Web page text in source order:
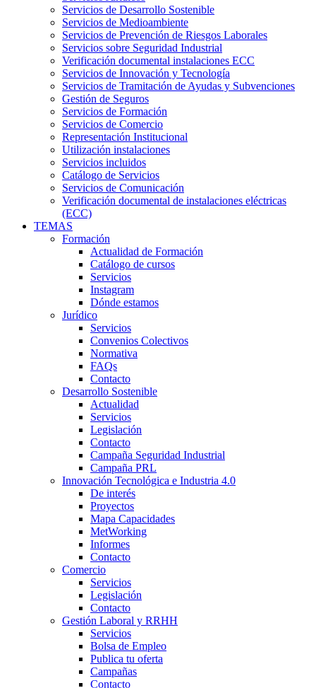
Servicios de Desarrollo Sostenible
Servicios de Medioambiente
Servicios de Prevención de Riesgos Laborales
Servicios sobre Seguridad Industrial
Verificación documental instalaciones ECC
Servicios de Innovación y Tecnología
Servicios de Tramitación de Ayudas y Subvenciones
Gestión de Seguros
Servicios de Formación
Servicios de Comercio
Representación Institucional
Utilización instalaciones
Servicios incluidos
Catálogo de Servicios
Servicios de Comunicación
Verificación documental de instalaciones eléctricas
(ECC)
TEMAS
Formación
Actualidad de Formación
Catálogo de cursos
Servicios
Instagram
Dónde estamos
Jurídico
Servicios
Convenios Colectivos
Normativa
FAQs
Contacto
Desarrollo Sostenible
Actualidad
Servicios
Legislación
Contacto
Campaña Seguridad Industrial
Campaña PRL
Innovación Tecnológica e Industria 4.0
De interés
Proyectos
Mapa Capacidades
MetWorking
Informes
Contacto
Comercio
Servicios
Legislación
Contacto
Gestión Laboral y RRHH
Servicios
Bolsa de Empleo
Publica tu oferta
Campañas
Contacto